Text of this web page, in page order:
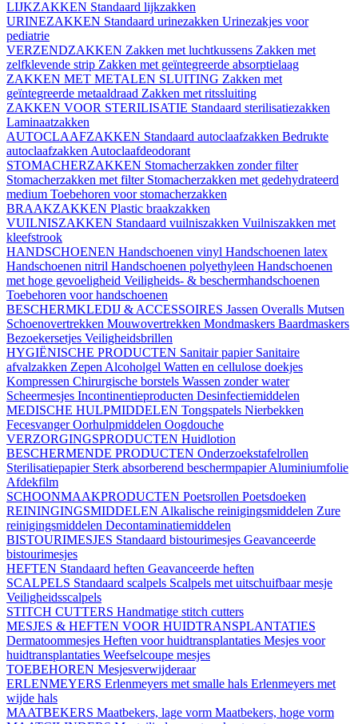
LIJKZAKKEN Standaard lijkzakken
URINEZAKKEN Standaard urinezakken Urinezakjes voor
pediatrie
VERZENDZAKKEN Zakken met luchtkussens Zakken met
zelfklevende strip Zakken met geïntegreerde absorptielaag
ZAKKEN MET METALEN SLUITING Zakken met
geïntegreerde metaaldraad Zakken met ritssluiting
ZAKKEN VOOR STERILISATIE Standaard sterilisatiezakken
Laminaatzakken
AUTOCLAAFZAKKEN Standaard autoclaafzakken Bedrukte
autoclaafzakken Autoclaafdeodorant
STOMACHERZAKKEN Stomacherzakken zonder filter
Stomacherzakken met filter Stomacherzakken met gedehydrateerd
medium Toebehoren voor stomacherzakken
BRAAKZAKKEN Plastic braakzakken
VUILNISZAKKEN Standaard vuilniszakken Vuilniszakken met
kleefstrook
HANDSCHOENEN Handschoenen vinyl Handschoenen latex
Handschoenen nitril Handschoenen polyethyleen Handschoenen
met hoge gevoeligheid Veiligheids- & beschermhandschoenen
Toebehoren voor handschoenen
BESCHERMKLEDIJ & ACCESSOIRES Jassen Overalls Mutsen
Schoenovertrekken Mouwovertrekken Mondmaskers Baardmaskers
Bezoekersetjes Veiligheidsbrillen
HYGIËNISCHE PRODUCTEN Sanitair papier Sanitaire
afvalzakken Zepen Alcoholgel Watten en cellulose doekjes
Kompressen Chirurgische borstels Wassen zonder water
Scheermesjes Incontinentieproducten Desinfectiemiddelen
MEDISCHE HULPMIDDELEN Tongspatels Nierbekken
FecesvangerOorhulpmiddelen Oogdouche
VERZORGINGSPRODUCTEN Huidlotion
BESCHERMENDE PRODUCTEN Onderzoekstafelrollen
Sterilisatiepapier Sterk absorberend beschermpapierAluminiumfolie
Afdekfilm
SCHOONMAAKPRODUCTEN Poetsrollen Poetsdoeken
REININGINGSMIDDELEN Alkalische reinigingsmiddelen Zure
reinigingsmiddelen Decontaminatiemiddelen
BISTOURIMESJES Standaard bistourimesjes Geavanceerde
bistourimesjes
HEFTEN Standaard heften Geavanceerde heften
SCALPELS Standaard scalpels Scalpels met uitschuifbaar mesje
Veiligheidsscalpels
STITCH CUTTERS Handmatige stitch cutters
MESJES & HEFTEN VOOR HUIDTRANSPLANTATIES
Dermatoommesjes Heften voor huidtransplantaties Mesjes voor
huidtransplantaties Weefselcoupe mesjes
TOEBEHOREN Mesjesverwijderaar
ERLENMEYERS Erlenmeyers met smalle hals Erlenmeyers met
wijde hals
MAATBEKERS Maatbekers, lage vorm Maatbekers, hoge vorm